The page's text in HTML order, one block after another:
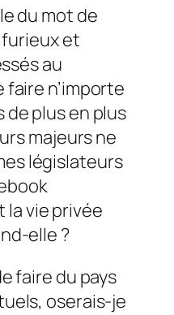
du mot de
furieux et
au
n’importe
de plus en plus
majeurs ne
législateurs
la vie privée
elle ?
faire du pays
oserais-je